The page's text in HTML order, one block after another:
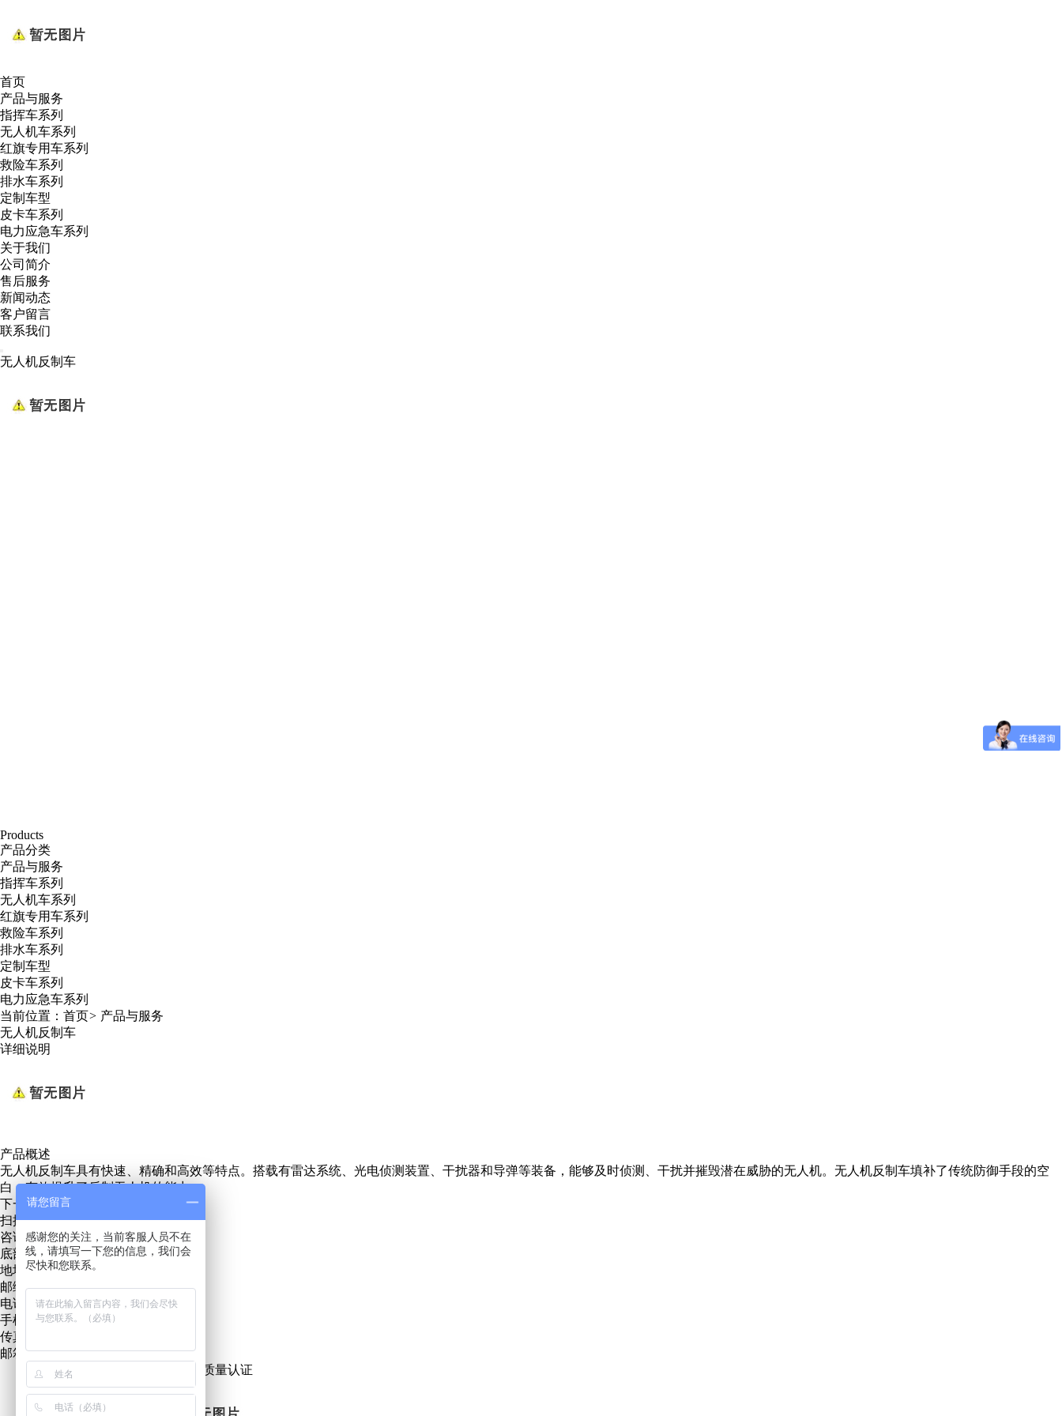
首页
产品与服务
指挥车系列
无人机车系列
红旗专用车系列
救险车系列
排水车系列
定制车型
皮卡车系列
电力应急车系列
关于我们
公司简介
售后服务
新闻动态
客户留言
联系我们
无人机反制车
Products
产品分类
产品与服务
指挥车系列
无人机车系列
红旗专用车系列
救险车系列
排水车系列
定制车型
皮卡车系列
电力应急车系列
当前位置： 首页> 产品与服务
无人机反制车
详细说明
产品概述
无人机反制车具有快速、精确和高效等特点。搭载有雷达系统、光电侦测装置、干扰器和导弹等装备，能够及时侦测、干扰并摧毁潜在威胁的无人机。无人机反制车填补了传统防御手段的空
白，有效提升了反制无人机的能力。
下一条:电视转播车
扫描关注微信服务号
咨询热线：13271219889
底部地址地图
地址：青岛市城阳区招商LAVIE公社
邮编：266000
电话：0532 - 55717686
手机：15898810000
传真：0532 - 55717686
邮箱：lejinuode@163.com
ISO9001质量认证
CCC产品质量认证
请您留言
感谢您的关注，当前客服人员不在
线，请填写一下您的信息，我们会
尽快和您联系。